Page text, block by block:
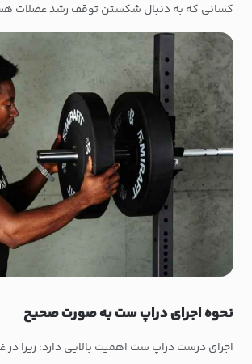
کسانی که به دنبال شکستن توقف رشد عضلات
نحوه اجرای دراپ ست به صورت صحیح
اجرای درست دراپ ست اهمیت بالایی دارد؛ زیرا